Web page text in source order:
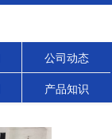
公司动态
产品知识